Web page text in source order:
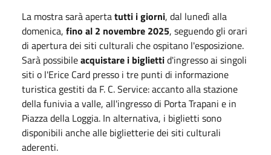
La mostra sarà apertatutti i giorni, dal lunedì alla
domenica, fino al 2 novembre 2025, seguendo gli orari
di apertura dei siti culturali che ospitano l'esposizione.
Sarà possibileacquistare i bigliettid'ingresso ai singoli
siti o l'Erice Card presso i tre punti di informazione
turistica gestiti da F. C. Service: accanto alla stazione
della funivia a valle, all'ingresso di Porta Trapani e in
Piazza della Loggia. In alternativa, i biglietti sono
disponibili anche alle biglietterie dei siti culturali
aderenti.